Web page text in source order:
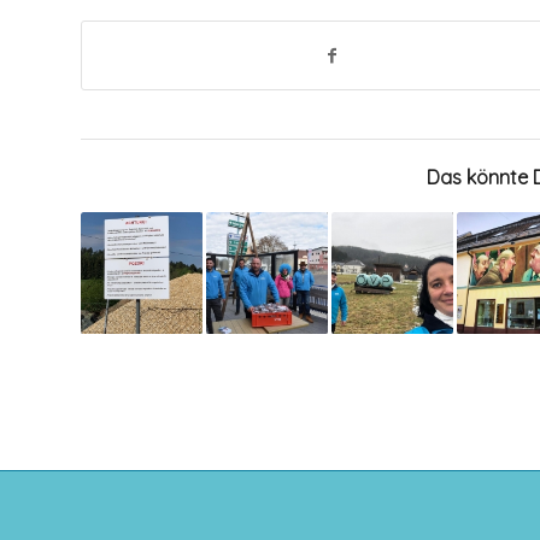
Das könnte